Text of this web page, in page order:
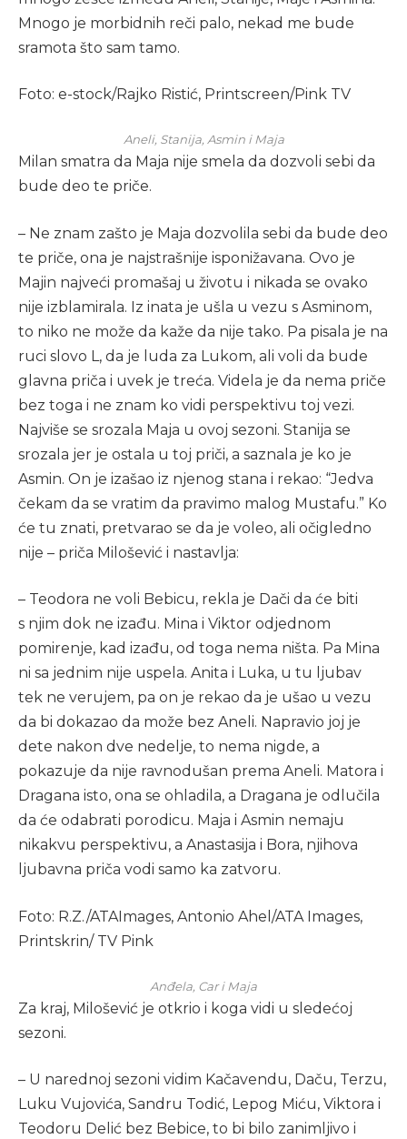
Mnogo je morbidnih reči palo, nekad me bude
sramota što sam tamo.
Foto: e-stock/Rajko Ristić, Printscreen/Pink TV
Aneli, Stanija, Asmin i Maja
Milan smatra da Maja nije smela da dozvoli sebi da
bude deo te priče.
– Ne znam zašto je Maja dozvolila sebi da bude deo
te priče, ona je najstrašnije isponižavana. Ovo je
Majin najveći promašaj u životu i nikada se ovako
nije izblamirala. Iz inata je ušla u vezu s Asminom,
to niko ne može da kaže da nije tako. Pa pisala je na
ruci slovo L, da je luda za Lukom, ali voli da bude
glavna priča i uvek je treća. Videla je da nema priče
bez toga i ne znam ko vidi perspektivu toj vezi.
Najviše se srozala Maja u ovoj sezoni. Stanija se
srozala jer je ostala u toj priči, a saznala je ko je
Asmin. On je izašao iz njenog stana i rekao: “Jedva
čekam da se vratim da pravimo malog Mustafu.” Ko
će tu znati, pretvarao se da je voleo, ali očigledno
nije – priča Milošević i nastavlja:
– Teodora ne voli Bebicu, rekla je Dači da će biti
s njim dok ne izađu. Mina i Viktor odjednom
pomirenje, kad izađu, od toga nema ništa. Pa Mina
ni sa jednim nije uspela. Anita i Luka, u tu ljubav
tek ne verujem, pa on je rekao da je ušao u vezu
da bi dokazao da može bez Aneli. Napravio joj je
dete nakon dve nedelje, to nema nigde, a
pokazuje da nije ravnodušan prema Aneli. Matora i
Dragana isto, ona se ohladila, a Dragana je odlučila
da će odabrati porodicu. Maja i Asmin nemaju
nikakvu perspektivu, a Anastasija i Bora, njihova
ljubavna priča vodi samo ka zatvoru.
Foto: R.Z./ATAImages, Antonio Ahel/ATA Images,
Printskrin/ TV Pink
Anđela, Car i Maja
Za kraj, Milošević je otkrio i koga vidi u sledećoj
sezoni.
– U narednoj sezoni vidim Kačavendu, Daču, Terzu,
Luku Vujovića, Sandru Todić, Lepog Miću, Viktora i
Teodoru Delić bez Bebice, to bi bilo zanimljivo i